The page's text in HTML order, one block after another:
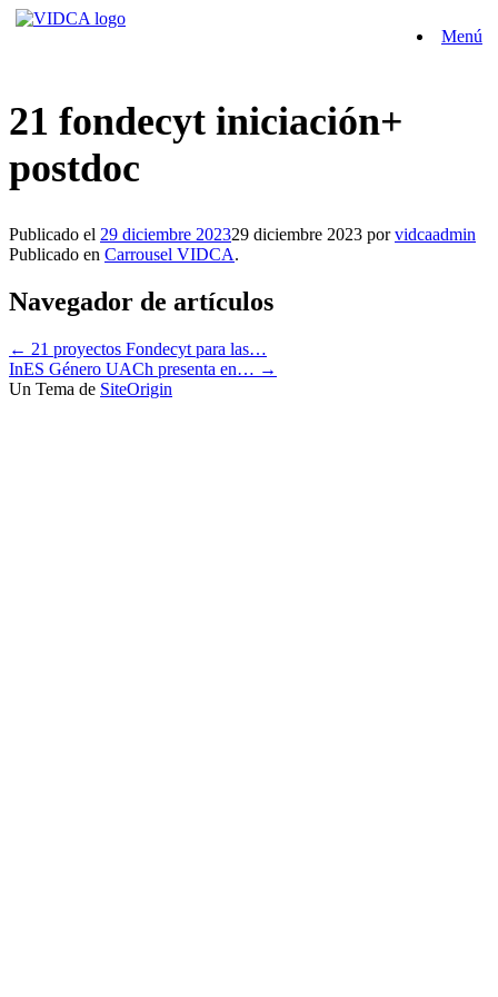
Saltar
Menú
21 fondecyt iniciación+
postdoc
Publicado el 29 diciembre 202329 diciembre 2023 porvidcaadmin
Publicado en Carrousel VIDCA.
Navegador de artículos
← 21 proyectos Fondecyt para las…
InES Género UACh presenta en… →
Un Tema de SiteOrigin